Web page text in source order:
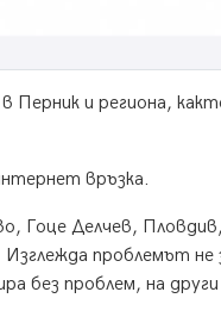
Перник и региона,
връзка.
Гоце Делчев, Пловдив,
проблемът не
без проблем, на други